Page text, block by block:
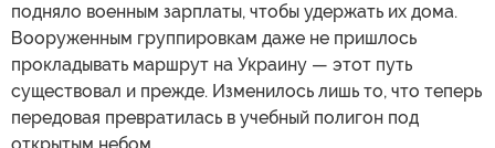
подняло военным зарплаты, чтобы удержать их дома.
Вооруженным группировкам даже не пришлось
прокладывать маршрут на Украину — этот путь
существовал и прежде. Изменилось лишь то, что теперь
передовая превратилась в учебный полигон под